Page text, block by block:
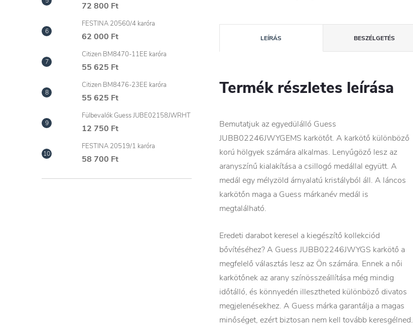
72 800 Ft
FESTINA 20560/4 karóra
62 000 Ft
Citizen BM8470-11EE karóra
55 625 Ft
Citizen BM8476-23EE karóra
55 625 Ft
Fülbevalók Guess JUBE02158JWRHT
12 750 Ft
FESTINA 20519/1 karóra
58 700 Ft
LEÍRÁS BESZÉLGETÉS
Termék részletes leírása
Bemutatjuk az egyedülálló Guess
JUBB02246JWYGEMS karkötőt. A karkötő különböző
korú hölgyek számára alkalmas. Lenyűgöző lesz az
aranyszínű kialakítása a csillogó medállal együtt. A
medál egy mélyzöld árnyalatú kristályból áll. A láncos
karkötőn maga a Guess márkanév medál is
megtalálható.
Eredeti darabot keresel a kiegészítő kollekciód
bővítéséhez? A Guess JUBB02246JWYGS karkötő a
megfelelő választás lesz az Ön számára. Ennek a női
karkötőnek az arany színösszeállítása még mindig
időtálló, és könnyedén illesztheted különböző divatos
megjelenésekhez. A Guess márka garantálja a magas
minőséget, ezért biztosan nem kell tovább keresgélned.